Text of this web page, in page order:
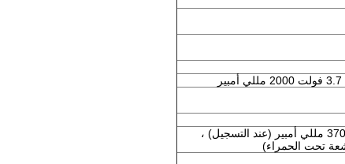
حوالي 270 مللي أمبير (عند التشغيل) ، حوالي 370 مللي أمبير (عند التسجيل) ،